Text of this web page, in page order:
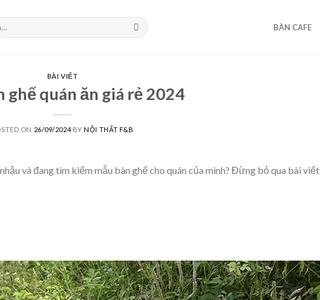
BÀN CAFE
BÀI VIẾT
ghế quán ăn giá rẻ 2024
ON 26/09/2024BYNỘI THẤT F&B
và đang tìm kiếm mẫu bàn ghế cho quán của mình? Đừng bỏ qua bài viết